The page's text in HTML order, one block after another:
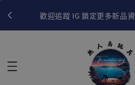
歡迎追蹤 IG 鎖定更多新品